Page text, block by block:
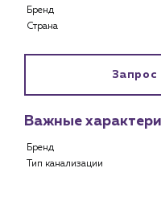
Предприятиям и
История компании
Услуги
Бренд
Страна
Запрос
Важные
Бренд
Тип канализации